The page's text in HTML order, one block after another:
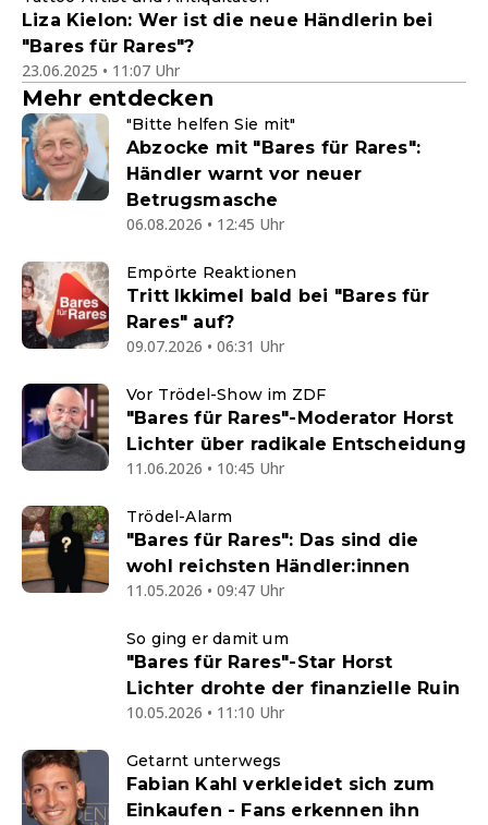
Liza Kielon: Wer ist die neue Händlerin bei
"Bares für Rares"?
23.06.2025 • 11:07 Uhr
Mehr entdecken
"Bitte helfen Sie mit"
Abzocke mit "Bares für Rares":
Händler warnt vor neuer
Betrugsmasche
06.08.2026 • 12:45 Uhr
Empörte Reaktionen
Tritt Ikkimel bald bei "Bares für
Rares" auf?
09.07.2026 • 06:31 Uhr
Vor Trödel-Show im ZDF
"Bares für Rares"-Moderator Horst
Lichter über radikale Entscheidung
11.06.2026 • 10:45 Uhr
Trödel-Alarm
"Bares für Rares": Das sind die
wohl reichsten Händler:innen
11.05.2026 • 09:47 Uhr
So ging er damit um
"Bares für Rares"-Star Horst
Lichter drohte der finanzielle Ruin
10.05.2026 • 11:10 Uhr
Getarnt unterwegs
Fabian Kahl verkleidet sich zum
Einkaufen - Fans erkennen ihn